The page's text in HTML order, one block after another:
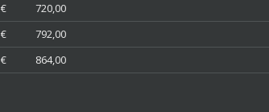
€ 720,00
€ 792,00
€ 864,00